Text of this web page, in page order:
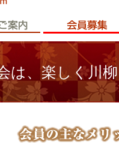
は、楽しく川